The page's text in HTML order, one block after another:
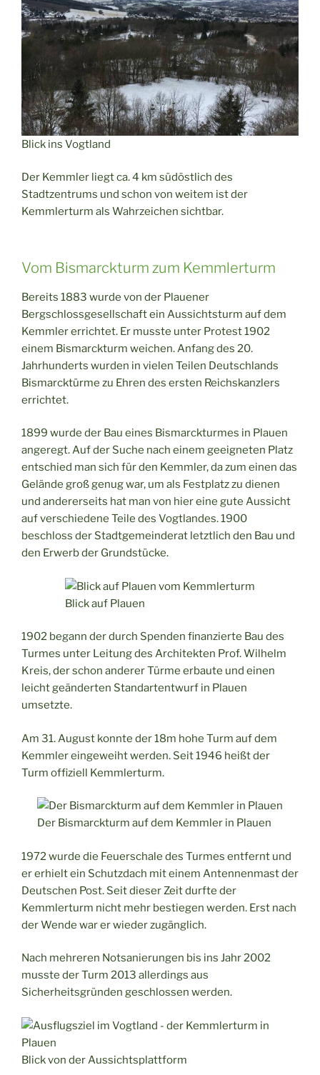
Blick ins Vogtland
Der Kemmler liegt ca. 4 km südöstlich des
Stadtzentrums und schon von weitem ist der
Kemmlerturm als Wahrzeichen sichtbar.
Vom Bismarckturm zum Kemmlerturm
Bereits 1883 wurde von der Plauener
Bergschlossgesellschaft ein Aussichtsturm auf dem
Kemmler errichtet. Er musste unter Protest 1902
einem Bismarckturm weichen. Anfang des 20.
Jahrhunderts wurden in vielen Teilen Deutschlands
Bismarcktürme zu Ehren des ersten Reichskanzlers
errichtet.
1899 wurde der Bau eines Bismarckturmes in Plauen
angeregt. Auf der Suche nach einem geeigneten Platz
entschied man sich für den Kemmler, da zum einen das
Gelände groß genug war, um als Festplatz zu dienen
und andererseits hat man von hier eine gute Aussicht
auf verschiedene Teile des Vogtlandes. 1900
beschloss der Stadtgemeinderat letztlich den Bau und
den Erwerb der Grundstücke.
Blick auf Plauen
1902 begann der durch Spenden finanzierte Bau des
Turmes unter Leitung des Architekten Prof. Wilhelm
Kreis, der schon anderer Türme erbaute und einen
leicht geänderten Standartentwurf in Plauen
umsetzte.
Am 31. August konnte der 18m hohe Turm auf dem
Kemmler eingeweiht werden. Seit 1946 heißt der
Turm offiziell Kemmlerturm.
Der Bismarckturm auf dem Kemmler in Plauen
1972 wurde die Feuerschale des Turmes entfernt und
er erhielt ein Schutzdach mit einem Antennenmast der
Deutschen Post. Seit dieser Zeit durfte der
Kemmlerturm nicht mehr bestiegen werden. Erst nach
der Wende war er wieder zugänglich.
Nach mehreren Notsanierungen bis ins Jahr 2002
musste der Turm 2013 allerdings aus
Sicherheitsgründen geschlossen werden.
Blick von der Aussichtsplattform